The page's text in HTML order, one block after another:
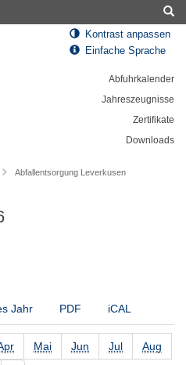
Kontrast anpassen
Einfache Sprache
Abfuhrkalender
Jahreszeugnisse
Zertifikate
Downloads
Abfallentsorgung Leverkusen
Jahr PDF iCAL
Mai Jun Jul Aug